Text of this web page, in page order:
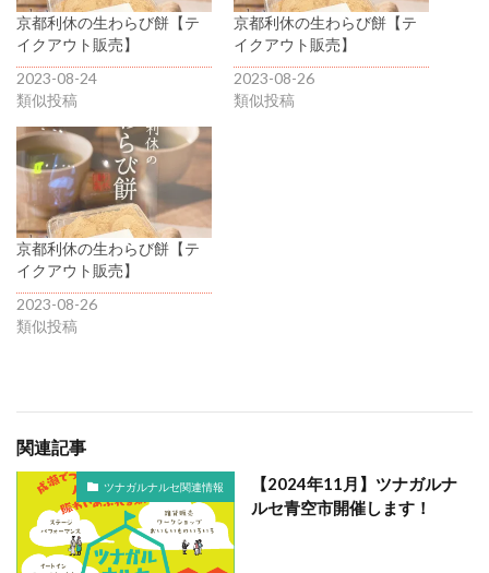
京都利休の生わらび餅【テ
イクアウト販売】
2023-08-24
類似投稿
京都利休の生わらび餅【テ
イクアウト販売】
2023-08-26
類似投稿
京都利休の生わらび餅【テ
イクアウト販売】
2023-08-26
類似投稿
関連記事
ツナガルナルセ関連情報
【2024年11月】ツナガルナ
ルセ青空市開催します！